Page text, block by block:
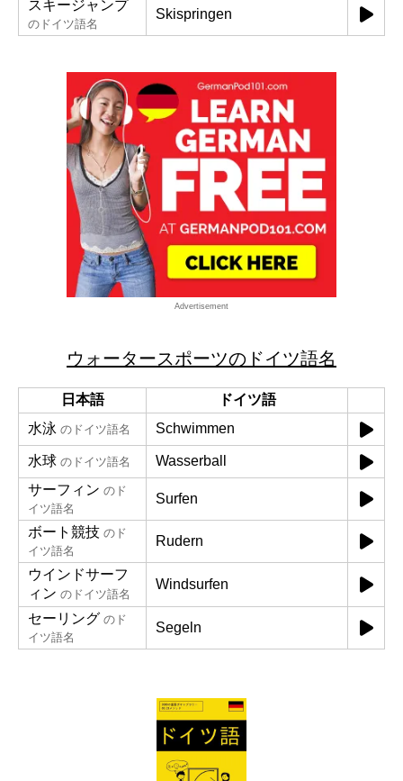
スキージャンプ
のドイツ語名
Skispringen
Advertisement
ウォータースポーツのドイツ語名
日本語
ドイツ語
水泳 のドイツ語名 Schwimmen
水球 のドイツ語名
Wasserball
サーフィン のド
イツ語名
Surfen
ボート競技 のド
イツ語名
Rudern
ウインドサーフ
ィン のドイツ語名
Windsurfen
セーリング のド
イツ語名
Segeln